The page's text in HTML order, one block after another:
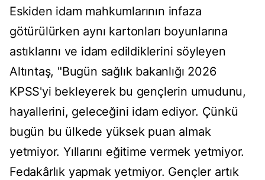
Eskiden idam mahkumlarının infaza
götürülürken aynı kartonları boyunlarına
astıklarını ve idam edildiklerini söyleyen
Altıntaş, "Bugün sağlık bakanlığı 2026
KPSS'yi bekleyerek bu gençlerin umudunu,
hayallerini, geleceğini idam ediyor. Çünkü
bugün bu ülkede yüksek puan almak
yetmiyor. Yıllarını eğitime vermek yetmiyor.
Fedakârlık yapmak yetmiyor. Gençler artık